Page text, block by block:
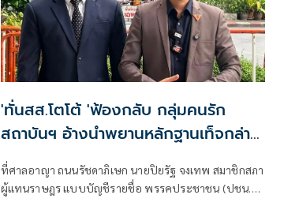
'ทั่นสส.โตโต้ 'ฟ้องกลับ กลุ่มคนรัก
สถาบันฯ อ้างนำพยานหลักฐานเท็จกล่าว
หาทำผิดม.112
ที่ศาลอาญา ถนนรัชดาภิเษก นายปิยรัฐ จงเทพ สมาชิกสภา
ผู้แทนราษฎร แบบบัญชีรายชื่อ พรรคประชาชน (ปชน.)